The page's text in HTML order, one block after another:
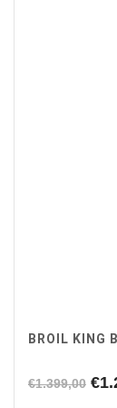
BROIL KING
€1.399,00 €